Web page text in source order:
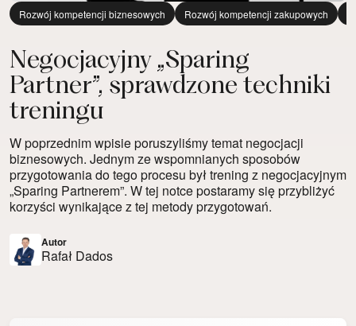
Rozwój kompetencji biznesowych Rozwój kompetencji zakupowych
Negocjacyjny „Sparing
Partner”, sprawdzone techniki
treningu
W poprzednim wpisie poruszyliśmy temat negocjacji
biznesowych. Jednym ze wspomnianych sposobów
przygotowania do tego procesu był trening z negocjacyjnym
„Sparing Partnerem”. W tej notce postaramy się przybliżyć
korzyści wynikające z tej metody przygotowań.
Autor
Rafał Dados